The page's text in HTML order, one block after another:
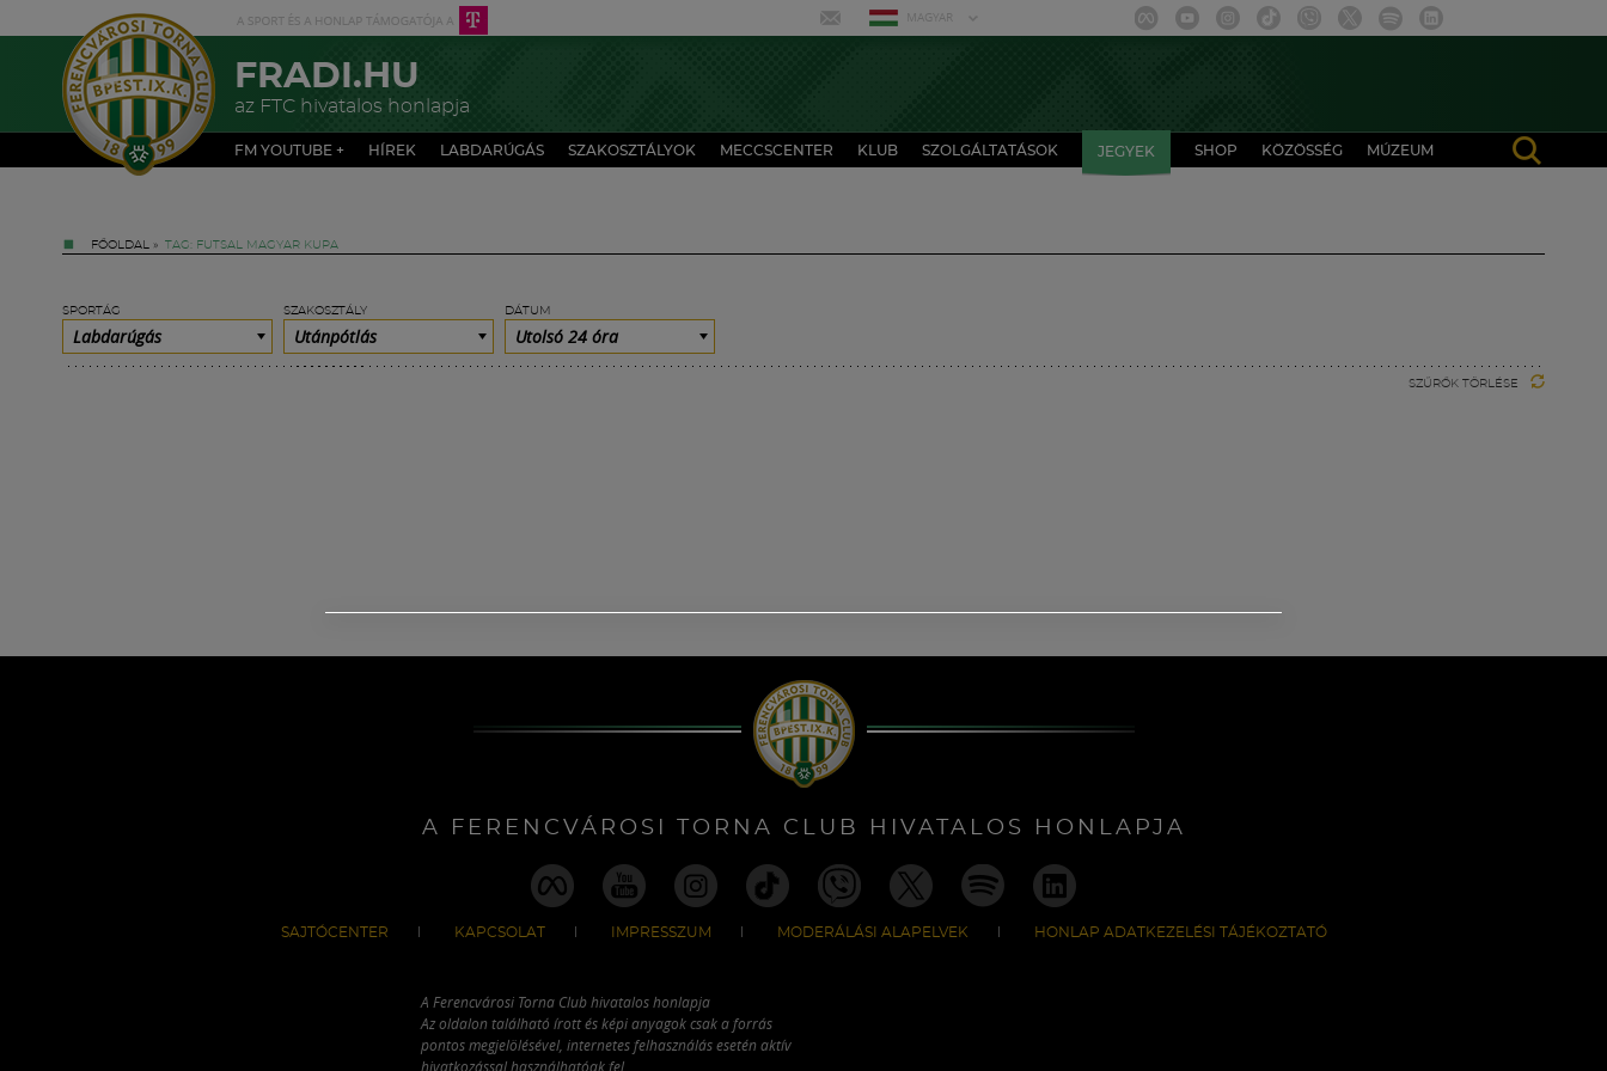
MAGYAR
FRADI.HU
az FTC hivatalos honlapja
FM YOUTUBE + HÍREK LABDARÚGÁS SZAKOSZTÁLYOK MECCSCENTER KLUB SZOLGÁLTATÁSOK JEGYEK SHOP KÖZÖSSÉG MÚZEUM
FŐOLDAL » TAG: FUTSAL MAGYAR KUPA
SPORTÁG
Labdarúgás
SZAKOSZTÁLY
Utánpótlás
DÁTUM
Utolsó 24 óra
SZŰRŐK TÖRLÉSE
A FERENCVÁROSI TORNA CLUB HIVATALOS HONLAPJA
SAJTÓCENTER KAPCSOLAT IMPRESSZUM MODERÁLÁSI ALAPELVEK HONLAP ADATKEZELÉSI TÁJÉKOZTATÓ
A Ferencvárosi Torna Club hivatalos honlapja
Az oldalon található írott és képi anyagok csak a forrás
pontos megjelölésével, internetes felhasználás esetén aktív
hivatkozással használhatóak fel.